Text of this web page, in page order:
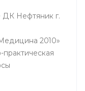
ДК Нефтяник г.
2010»